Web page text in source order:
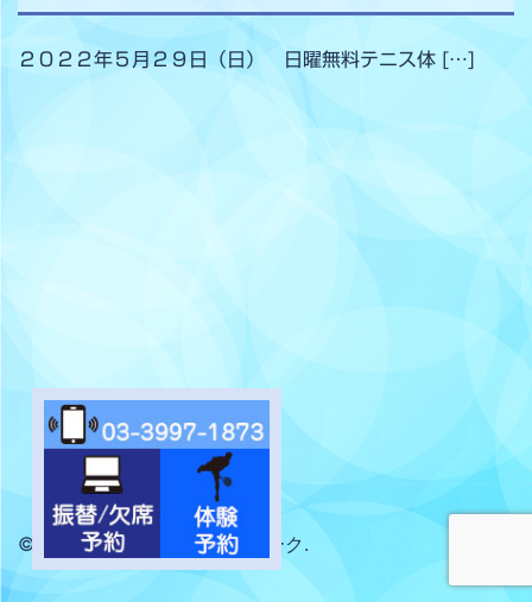
２０２２年５月２９日（日） 日曜無料テニス体 […]
© 2026 サントピアテニスパーク.